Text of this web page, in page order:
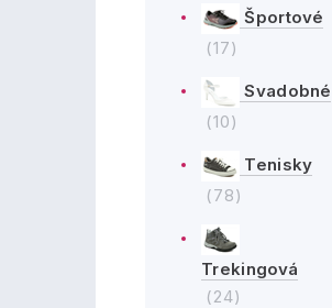
Športové
(17)
Svadobné
(10)
Tenisky
(78)
Trekingová
(24)